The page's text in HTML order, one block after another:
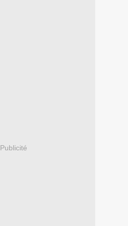
Publicité